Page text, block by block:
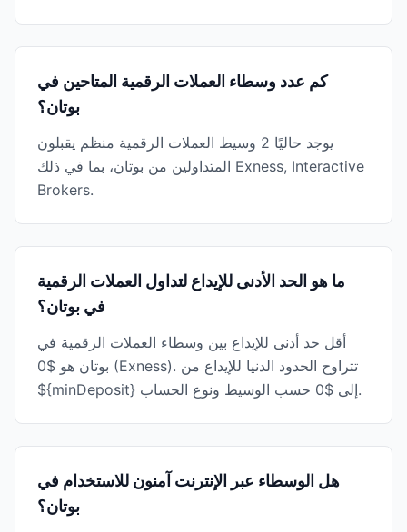
كم عدد وسطاء العملات الرقمية المتاحين في
بوتان؟
يوجد حاليًا 2 وسيط العملات الرقمية منظم يقبلون
المتداولين من بوتان، بما في ذلك Exness, Interactive
Brokers.
ما هو الحد الأدنى للإيداع لتداول العملات الرقمية
في بوتان؟
أقل حد أدنى للإيداع بين وسطاء العملات الرقمية في
بوتان هو $0 (Exness). تتراوح الحدود الدنيا للإيداع من
${minDeposit} إلى $0 حسب الوسيط ونوع الحساب.
هل الوسطاء عبر الإنترنت آمنون للاستخدام في
بوتان؟